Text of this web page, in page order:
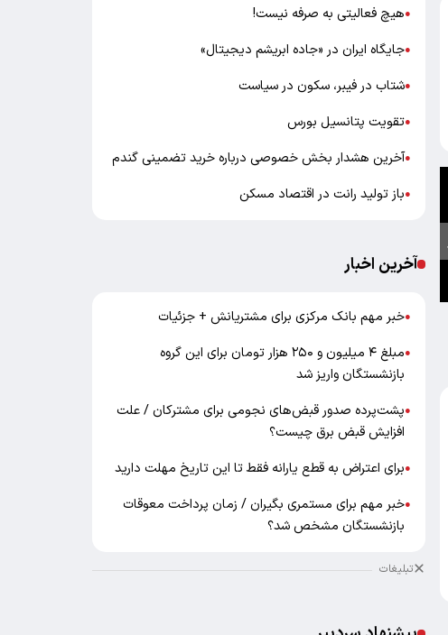
●هیچ فعالیتی به صرفه نیست!
●جایگاه ایران در «جاده ابریشم دیجیتال»
●شتاب در فیبر، سکون در سیاست
●تقویت پتانسیل بورس
●آخرین هشدار بخش خصوصی درباره خرید تضمینی گندم
●باز تولید رانت در اقتصاد مسکن
آخرین اخبار
●خبر مهم بانک مرکزی برای مشتریانش + جزئیات
●
مبلغ ۴ میلیون و ۲۵۰ هزار تومان برای این گروه
بازنشستگان واریز شد
●پشت‌پرده صدور قبض‌های نجومی برای مشترکان / علت
افزایش قبض برق چیست؟
●برای اعتراض به قطع یارانه فقط تا این تاریخ مهلت دارید
●خبر مهم برای مستمری بگیران / زمان پرداخت معوقات
بازنشستگان مشخص شد؟
تبلیغات